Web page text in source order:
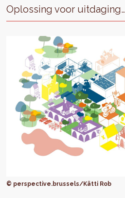
Oplossing voor uitdagingen
© perspective.brussels/Kätti Rob